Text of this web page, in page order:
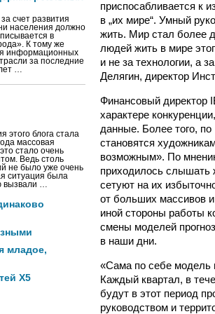
счет развития
населения должно
в
К тому же
информационных
за последние
…
этого блога стала
массовая
стало очень
Ведь столь
не было уже очень
ситуация была
…
младое,
X5
приспосабливается к
в „их мире“. Умный
жить. Мир стал более
людей жить в мире
и не за технологии, а
Делягин, директор
Финансовый директор
характере
данные. Более того,
становятся
возможным». По
приходилось слышать
сетуют на их
от больших массивов
иной стороны работы
смены моделей
в наши дни.
«Сама по себе модель
Каждый квартал, в
будут в этот период
руководством и